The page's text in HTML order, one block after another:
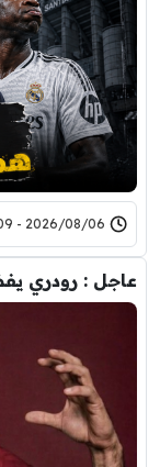
2026/08/06 - 13:09
عاجل : رودري